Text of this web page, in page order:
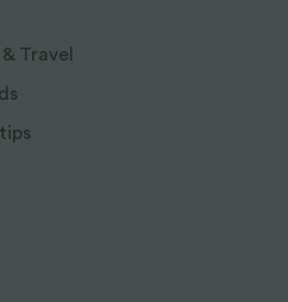
Travel